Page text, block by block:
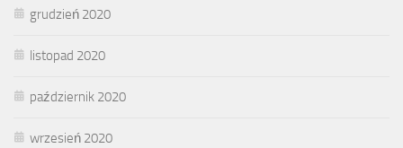
grudzień 2020
listopad 2020
październik 2020
wrzesień 2020